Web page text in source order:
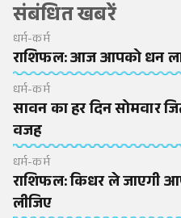
संबंधित खबरें
धर्म-कर्म
राशिफल: आज आपको धन
धर्म-कर्म
सावन का हर दिन सोमवार
वजह
धर्म-कर्म
राशिफल: किधर ले जाएगी
लीजिए